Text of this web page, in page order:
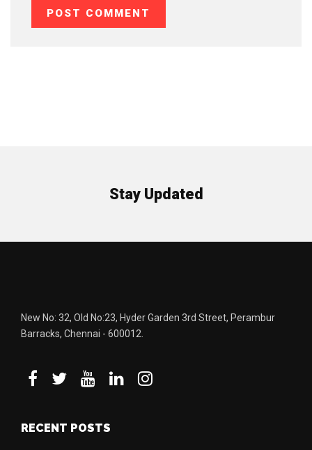
Stay Updated
New No: 32, Old No:23, Hyder Garden 3rd Street, Perambur
Barracks, Chennai - 600012.
RECENT POSTS